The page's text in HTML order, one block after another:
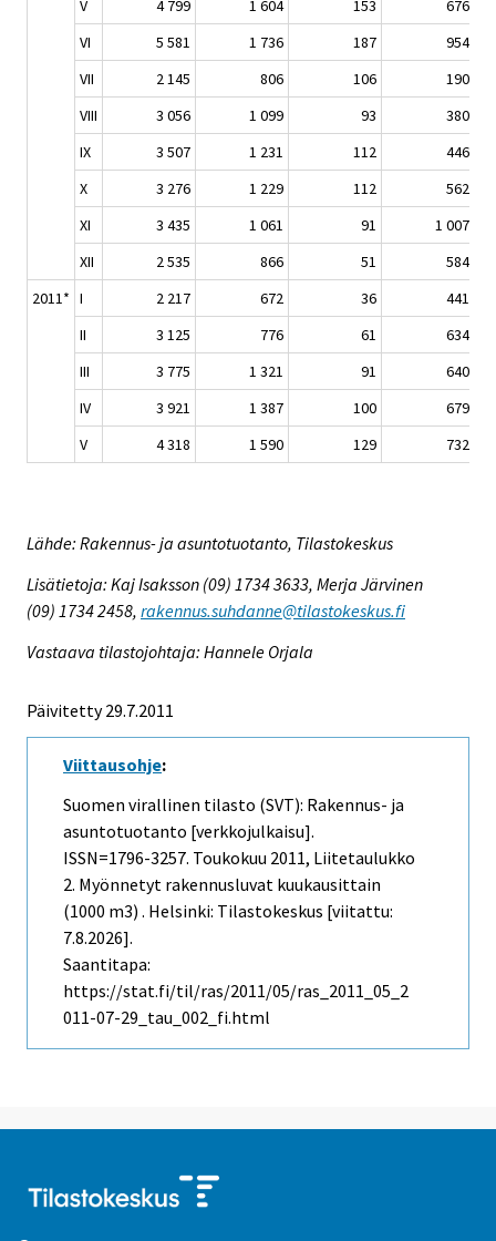
V
4 799 1 604 153
676
VI
5 581 1 736 187
954
VII
2 145 806 106
190
VIII
3 056 1 099 93
380
IX
3 507 1 231 112
446
X
3 276 1 229 112
562
XI
3 435 1 061 91
1 007
XII
2 535 866 51
584
2011* I 2 217 672 36
441
II
3 125 776 61
634
III
3 775 1 321 91
640
IV
3 921 1 387 100
679
V
4 318 1 590 129 732
Lähde: Rakennus- ja asuntotuotanto, Tilastokeskus
Lisätietoja: Kaj Isaksson (09) 1734 3633, Merja Järvinen
(09) 1734 2458, rakennus.suhdanne@tilastokeskus.fi
Vastaava tilastojohtaja: Hannele Orjala
Päivitetty 29.7.2011
Viittausohje:
Suomen virallinen tilasto (SVT): Rakennus- ja
asuntotuotanto [verkkojulkaisu].
ISSN=1796-3257. Toukokuu 2011, Liitetaulukko
2. Myönnetyt rakennusluvat kuukausittain
(1000 m3) . Helsinki: Tilastokeskus [viitattu:
7.8.2026].
Saantitapa:
https://stat.fi/til/ras/2011/05/ras_2011_05_2
011-07-29_tau_002_fi.html